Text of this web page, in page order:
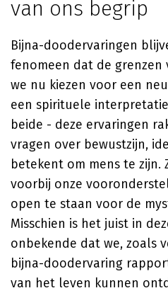
van ons begrip
Bijna-doodervaringen
fenomeen dat de
we nu kiezen voor een
een spirituele
beide - deze ervaringen
vragen over bewustzijn,
betekent om mens te zijn.
voorbij onze
open te staan voor de
Misschien is het juist in
onbekende dat we, zoals
bijna-doodervaring
van het leven kunnen